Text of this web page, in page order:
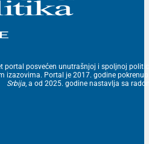
portal posvećen unutrašnjoj i spoljnoj
izazovima. Portal je 2017. godine
Srbija, a od 2025. godine nastavlja sa